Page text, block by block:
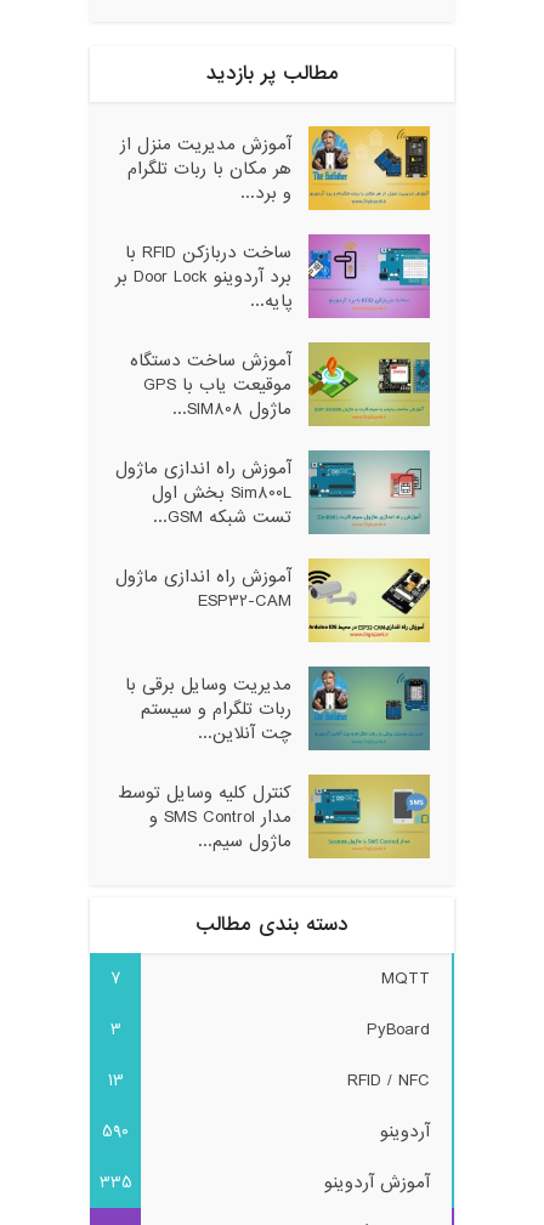
مطالب پر بازدید
آموزش مدیریت منزل از
هر مکان با ربات تلگرام
و برد...
ساخت دربازکن RFID با
برد آردوینو Door Lock بر
پایه...
آموزش ساخت دستگاه
موقیعت یاب با GPS
ماژول SIM808...
آموزش راه اندازی ماژول
Sim800L بخش اول
تست شبکه GSM...
آموزش راه اندازی ماژول
ESP32-CAM
مدیریت وسایل برقی با
ربات تلگرام و سیستم
چت آنلاین...
کنترل کلیه وسایل توسط
مدار SMS Control و
ماژول سیم...
دسته بندی مطالب
MQTT
7
PyBoard
3
RFID / NFC
13
آردوینو
590
آموزش آردوینو
335